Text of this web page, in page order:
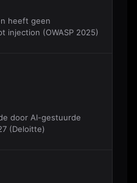
heeft geen
injection (OWASP 2025)
door AI-gestuurde
(Deloitte)